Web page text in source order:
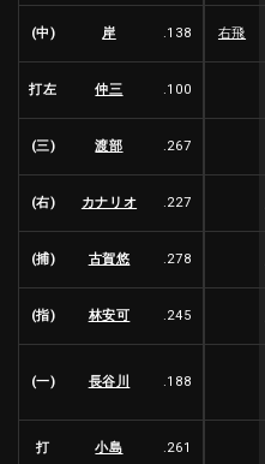
運営会社（別ウィンドウで開く）
(中) 岸 .138 右飛
打左 仲三 .100
(三) 渡部 .267
(右) カナリオ .227
(捕) 古賀悠 .278
(指) 林安可 .245
(一) 長谷川 .188
打 小島 .261